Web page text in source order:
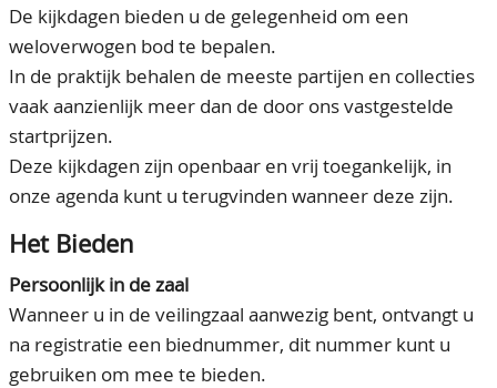
Ons Team
80 jarig bestaan
CONTACT
ACCOUNT
De kijkdagen bieden u de gelegenheid om een
weloverwogen bod te bepalen.
In de praktijk behalen de meeste partijen en collecties
vaak aanzienlijk meer dan de door ons vastgestelde
startprijzen.
Deze kijkdagen zijn openbaar en vrij toegankelijk, in
onze agenda kunt u terugvinden wanneer deze zijn.
Het Bieden
Persoonlijk in de zaal
Wanneer u in de veilingzaal aanwezig bent, ontvangt u
na registratie een biednummer, dit nummer kunt u
gebruiken om mee te bieden.